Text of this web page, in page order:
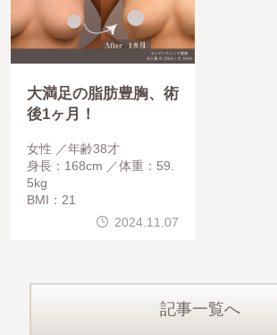
大満足の脂肪豊胸、術
後1ヶ月！
女性
年齢38才
身長：168cm
体重：59.
5kg
BMI：21
2024.11.07
記事一覧へ